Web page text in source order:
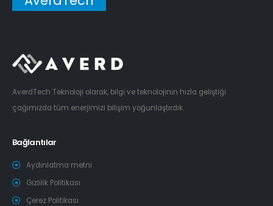
AverdTech Teknoloji olarak, bilgi ve teknolojinin hızla geliştiği
çağımızda tüm enerjimizi bilişim yoğunlaştırdık.
Bağlantılar
Aydınlatma metni
Gizlilik Politikası
Çerez Politikası